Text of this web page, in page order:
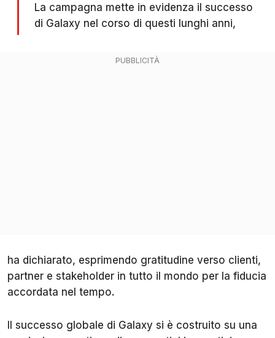
La campagna mette in evidenza il successo
di Galaxy nel corso di questi lunghi anni,
ha dichiarato, esprimendo gratitudine verso clienti,
partner e stakeholder in tutto il mondo per la fiducia
accordata nel tempo.
Il successo globale di Galaxy si è costruito su una